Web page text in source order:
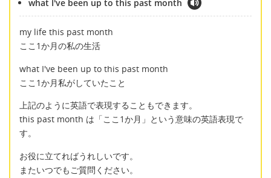
what I've been up to this past month
my life this past month
ここ1か月の私の生活
what I've been up to this past month
ここ1か月私がしていたこと
上記のように英語で表現することもできます。
this past month は「ここ1か月」という意味の英語表現で
す。
お役に立てればうれしいです。
またいつでもご質問ください。